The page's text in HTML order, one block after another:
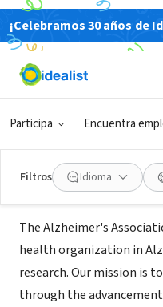
¡Celebramos 30 años de
Participa Encuentra
Filtros Idioma
ORGANIZACIÓN SIN FIN
Alzheimer's
Office
Chicago, IL www.alz.org
Acerca de
The Alzheimer's
health organization in
research. Our mission is
through the